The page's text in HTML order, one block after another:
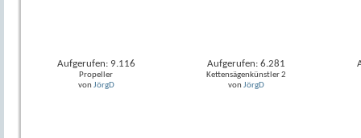
Aufgerufen: 9.116
Propeller
von JörgD
Aufgerufen: 6.281
Kettensägenkünstler 2
von JörgD